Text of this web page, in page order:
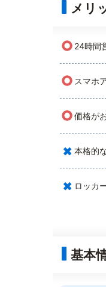
メリ
○ 24時間
○ スマホ
○価格が
× 本格的
× ロッカ
基本